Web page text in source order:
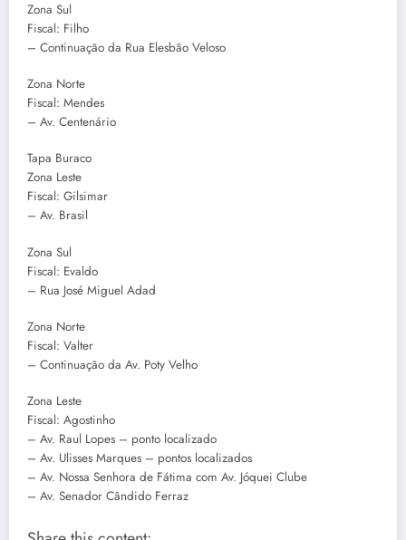
Zona Sul
Fiscal: Filho
– Continuação da Rua Elesbão Veloso
Zona Norte
Fiscal: Mendes
– Av. Centenário
Tapa Buraco
Zona Leste
Fiscal: Gilsimar
– Av. Brasil
Zona Sul
Fiscal: Evaldo
– Rua José Miguel Adad
Zona Norte
Fiscal: Valter
– Continuação da Av. Poty Velho
Zona Leste
Fiscal: Agostinho
– Av. Raul Lopes – ponto localizado
– Av. Ulisses Marques – pontos localizados
– Av. Nossa Senhora de Fátima com Av. Jóquei Clube
– Av. Senador Cândido Ferraz